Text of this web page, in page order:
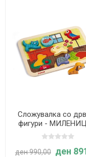
Сложувалка со
фигури -
Janod
ден 990,00 ден